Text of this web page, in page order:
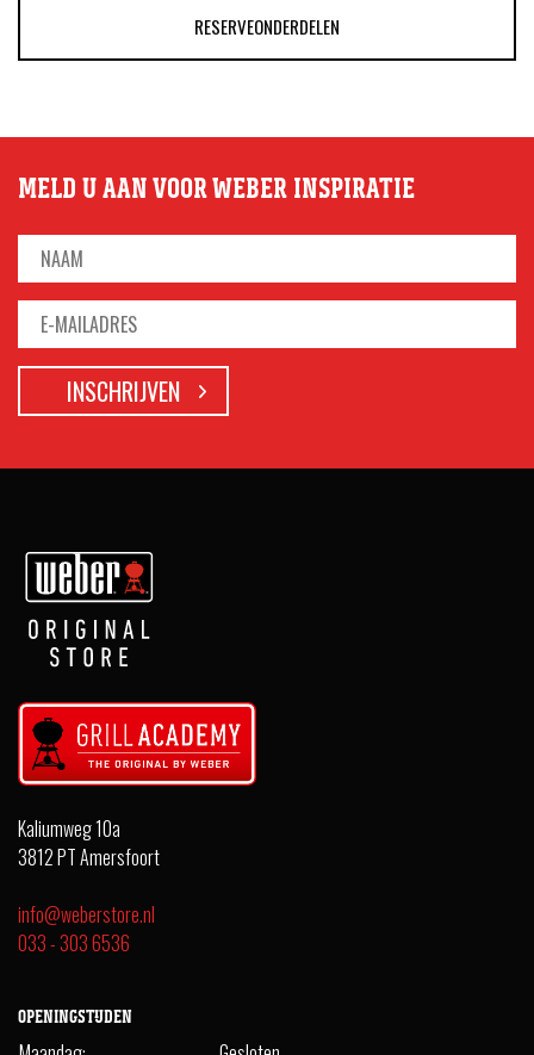
RESERVEONDERDELEN
MELD U AAN VOOR WEBER INSPIRATIE
Kaliumweg 10a
3812 PT Amersfoort
info@weberstore.nl
033 - 303 6536
OPENINGSTIJDEN